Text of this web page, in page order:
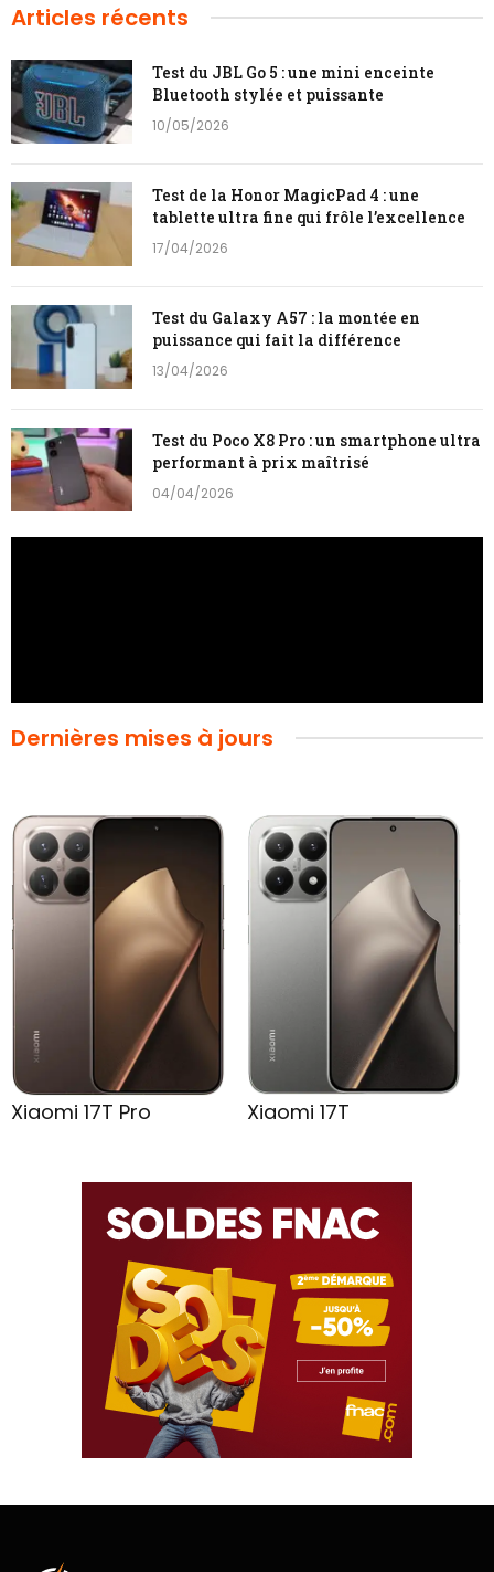
Articles récents
Test du JBL Go 5 : une mini enceinte
Bluetooth stylée et puissante
10/05/2026
Test de la Honor MagicPad 4 : une
tablette ultra fine qui frôle l’excellence
17/04/2026
Test du Galaxy A57 : la montée en
puissance qui fait la différence
13/04/2026
Test du Poco X8 Pro : un smartphone ultra
performant à prix maîtrisé
04/04/2026
Dernières mises à jours
Xiaomi 17T Pro Xiaomi 17T